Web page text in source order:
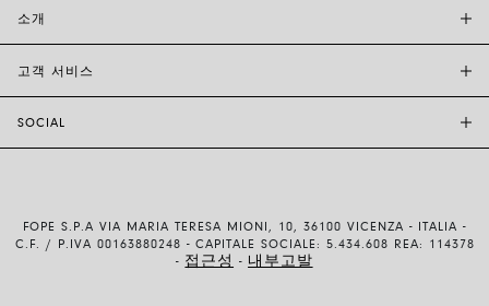
소개
고객 서비스
배송 및 반품
SOCIAL
YOUTUBE
FOPE S.P.A VIA MARIA TERESA MIONI, 10, 36100 VICENZA - ITALIA -
C.F. / P.IVA 00163880248 - CAPITALE SOCIALE: 5.434.608 REA: 114378
- 접근성 - 내부고발